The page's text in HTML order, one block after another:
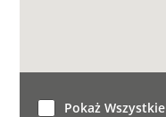
Pokaż Wszystkie